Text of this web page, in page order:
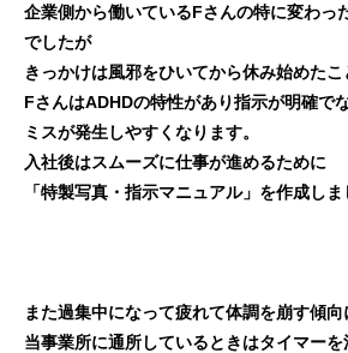
企業側から働いているFさんの特に変わっ
でしたが
きっかけは風邪をひいてから休み始めたこ
FさんはADHDの特性があり指示が明確で
ミスが発生しやすくなります。
入社後はスムーズに仕事が進めるために
「特製写真・指示マニュアル」を作成しま
また過集中になって疲れて体調を崩す傾向
当事業所に通所しているときはタイマーを